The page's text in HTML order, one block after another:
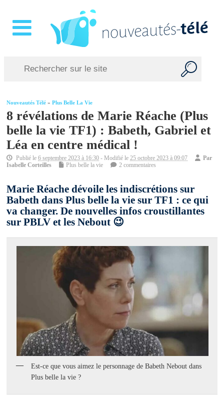
Nouveautés Télé »Plus Belle La Vie
8 révélations de Marie Réache (Plus
belle la vie TF1) : Babeth, Gabriel et
Léa en centre médical !
Publié le6 septembre 2023 à 16:30 - Modifié le25 octobre 2023 à 09:07
Par
Isabelle Corteilles
Plus belle la vie 2 commentaires
Marie Réache dévoile les indiscrétions sur
Babeth dans Plus belle la vie sur TF1 : ce qui
va changer. De nouvelles infos croustillantes
sur PBLV et les Nebout 😉
Est-ce que vous aimez le personnage de Babeth Nebout dans
Plus belle la vie ?